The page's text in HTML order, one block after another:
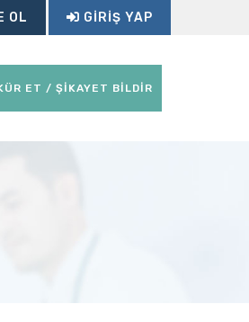
OL GIRIŞ YAP
ET / ŞİKAYET BİLDİR